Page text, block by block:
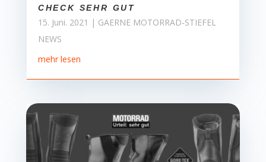
CHECK SEHR GUT
15. Juni. 2021 | GAERNE MOTORRAD-STIEFEL
NEWS
mehr lesen